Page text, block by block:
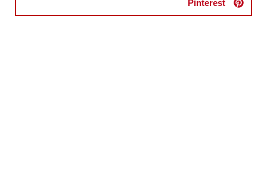
Pinterest